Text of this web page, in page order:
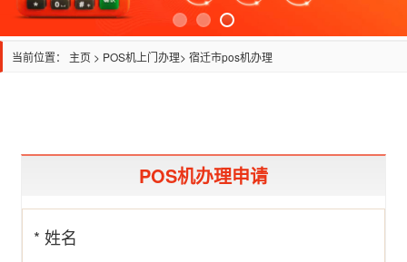
当前位置： 主页 > POS机上门办理> 宿迁市pos机办理
POS机办理申请
* 姓名